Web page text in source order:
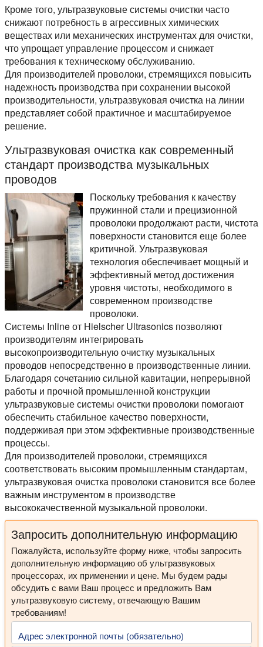
Кроме того, ультразвуковые системы очистки часто
снижают потребность в агрессивных химических
веществах или механических инструментах для очистки,
что упрощает управление процессом и снижает
требования к техническому обслуживанию.
Для производителей проволоки, стремящихся повысить
надежность производства при сохранении высокой
производительности, ультразвуковая очистка на линии
представляет собой практичное и масштабируемое
решение.
Ультразвуковая очистка как современный
стандарт производства музыкальных
проводов
Поскольку требования к качеству
пружинной стали и прецизионной
проволоки продолжают расти, чистота
поверхности становится еще более
критичной. Ультразвуковая
технология обеспечивает мощный и
эффективный метод достижения
уровня чистоты, необходимого в
современном производстве
проволоки.
Системы Inline от Hielscher Ultrasonics позволяют
производителям интегрировать
высокопроизводительную очистку музыкальных
проводов непосредственно в производственные линии.
Благодаря сочетанию сильной кавитации, непрерывной
работы и прочной промышленной конструкции
ультразвуковые системы очистки проволоки помогают
обеспечить стабильное качество поверхности,
поддерживая при этом эффективные производственные
процессы.
Для производителей проволоки, стремящихся
соответствовать высоким промышленным стандартам,
ультразвуковая очистка проволоки становится все более
важным инструментом в производстве
высококачественной музыкальной проволоки.
Запросить дополнительную информацию
Пожалуйста, используйте форму ниже, чтобы запросить
дополнительную информацию об ультразвуковых
процессорах, их применении и цене. Мы будем рады
обсудить с вами Ваш процесс и предложить Вам
ультразвуковую систему, отвечающую Вашим
требованиям!
Адрес электронной почты (обязательно)